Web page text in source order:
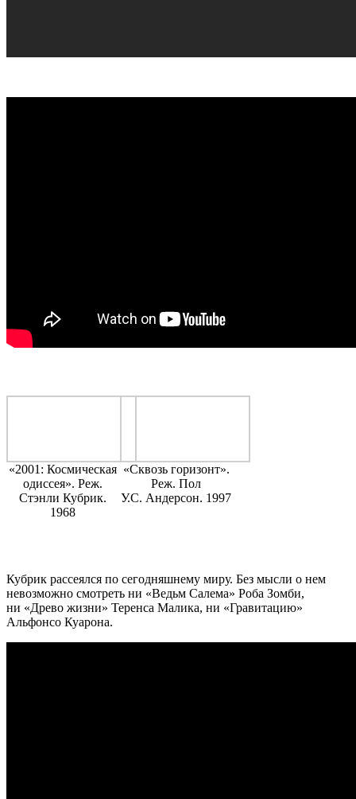
«2001: Космическая
одиссея». Реж.
Стэнли Кубрик.
1968
«Сквозь горизонт».
Реж. Пол
У.С. Андерсон. 1997
Кубрик рассеялся по сегодняшнему миру. Без мысли о нем
невозможно смотреть ни «Ведьм Салема» Роба Зомби,
ни «Древо жизни» Теренса Малика, ни «Гравитацию»
Альфонсо Куарона.